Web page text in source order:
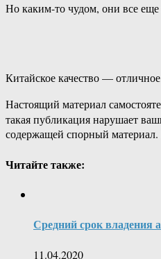
Но каким-то чудом, они все еще
Китайское качество —
Настоящий материал
такая публикация нарушает
содержащей спорный
Читайте также:
Средний срок владения
11.04.2020